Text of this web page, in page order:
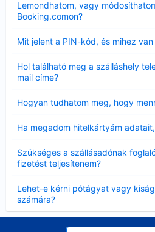
Lemondhatom, vagy
Booking.comon?
Mit jelent a PIN-kód, és mihez
Hol található meg a szálláshely
mail címe?
Hogyan tudhatom meg, hogy
Ha megadom hitelkártyám
Szükséges a szállásadónak
fizetést teljesítenem?
Lehet-e kérni pótágyat vagy
számára?